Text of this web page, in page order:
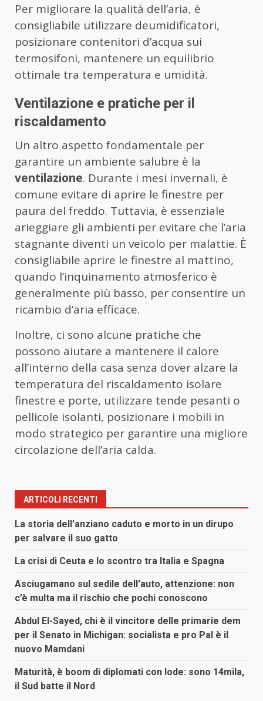
Per migliorare la qualità dell’aria, è
consigliabile utilizzare deumidificatori,
posizionare contenitori d’acqua sui
termosifoni, mantenere un equilibrio
ottimale tra temperatura e umidità.
Ventilazione e pratiche per il
riscaldamento
Un altro aspetto fondamentale per
garantire un ambiente salubre è la
ventilazione. Durante i mesi invernali, è
comune evitare di aprire le finestre per
paura del freddo. Tuttavia, è essenziale
arieggiare gli ambienti per evitare che l’aria
stagnante diventi un veicolo per malattie. È
consigliabile aprire le finestre al mattino,
quando l’inquinamento atmosferico è
generalmente più basso, per consentire un
ricambio d’aria efficace.
Inoltre, ci sono alcune pratiche che
possono aiutare a mantenere il calore
all’interno della casa senza dover alzare la
temperatura del riscaldamento isolare
finestre e porte, utilizzare tende pesanti o
pellicole isolanti, posizionare i mobili in
modo strategico per garantire una migliore
circolazione dell’aria calda.
ARTICOLI RECENTI
La storia dell’anziano caduto e morto in un dirupo
per salvare il suo gatto
La crisi di Ceuta e lo scontro tra Italia e Spagna
Asciugamano sul sedile dell’auto, attenzione: non
c’è multa ma il rischio che pochi conoscono
Abdul El-Sayed, chi è il vincitore delle primarie dem
per il Senato in Michigan: socialista e pro Pal è il
nuovo Mamdani
Maturità, è boom di diplomati con lode: sono 14mila,
il Sud batte il Nord